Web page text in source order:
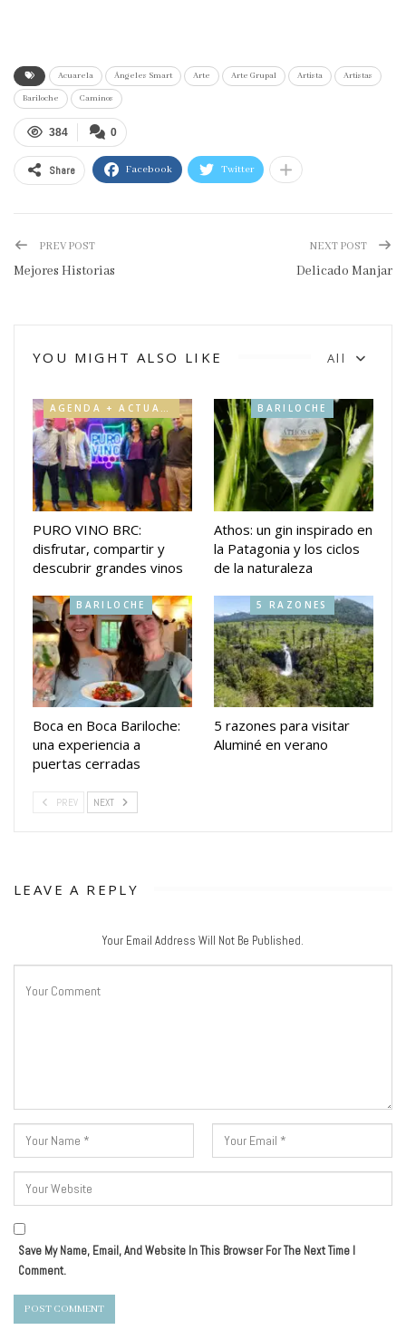
Acuarela Ángeles Smart Arte Arte Grupal Artista Artistas
Bariloche Caminos
0
384
Share Facebook Twitter
PREV POST
Mejores Historias
NEXT POST
Delicado Manjar
All
YOU MIGHT ALSO LIKE
AGENDA + ACTUALIDAD
PURO VINO BRC:
disfrutar, compartir y
descubrir grandes vinos
BARILOCHE
Athos: un gin inspirado en
la Patagonia y los ciclos
de la naturaleza
BARILOCHE
Boca en Boca Bariloche:
una experiencia a
puertas cerradas
5 RAZONES
5 razones para visitar
Aluminé en verano
PREV NEXT
LEAVE A REPLY
Your Email Address Will Not Be Published.
Save My Name, Email, And Website In This Browser For The Next Time I
Comment.